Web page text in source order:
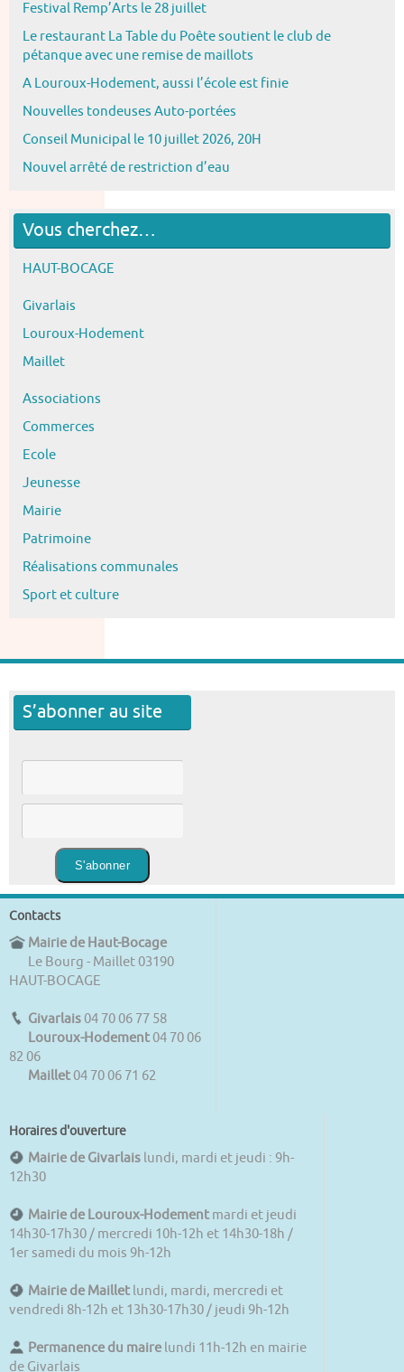
Festival Remp’Arts le 28 juillet
Le restaurant La Table du Poête soutient le club de
pétanque avec une remise de maillots
A Louroux-Hodement, aussi l’école est finie
Nouvelles tondeuses Auto-portées
Conseil Municipal le 10 juillet 2026, 20H
Nouvel arrêté de restriction d’eau
Vous cherchez…
HAUT-BOCAGE
Givarlais
Louroux-Hodement
Maillet
Associations
Commerces
Ecole
Jeunesse
Mairie
Patrimoine
Réalisations communales
Sport et culture
S’abonner au site
Contacts
Mairie de Haut-Bocage
Le Bourg - Maillet 03190
HAUT-BOCAGE
Givarlais 04 70 06 77 58
Louroux-Hodement 04 70 06
82 06
Maillet 04 70 06 71 62
Horaires d'ouverture
Mairie de Givarlais lundi, mardi et jeudi : 9h-
12h30
Mairie de Louroux-Hodement mardi et jeudi
14h30-17h30 / mercredi 10h-12h et 14h30-18h /
1er samedi du mois 9h-12h
Mairie de Maillet lundi, mardi, mercredi et
vendredi 8h-12h et 13h30-17h30 / jeudi 9h-12h
Permanence du maire lundi 11h-12h en mairie
de Givarlais